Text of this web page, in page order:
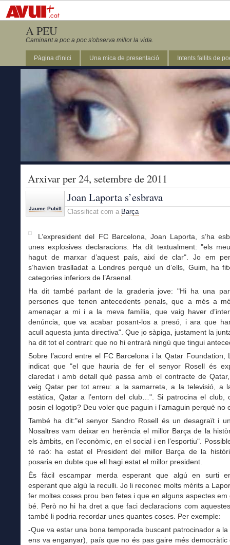
A PEU
Caminant a poc a poc s'observa millor la vida.
Pàgina d'inici Una mica de presentació Intents fallits de
Arxivar per 24, setembre de 2011
Jaume Pubill
Joan Laporta s’esbrava
Classificat com a Barça
L’expresident del FC Barcelona, Joan Laporta, s’ha
unes explosives declaracions. Ha dit textualment: "els
hagut de marxar d’aquest país, així de clar". Jo em
s’havien traslladat a Londres perquè un d’ells, Guim, ha
categories inferiors de l’Arsenal.
Ha dit també parlant de la graderia jove: "Hi ha una
persones que tenen antecedents penals, que a més a
amenaçar a mi i a la meva família, que vaig haver
denúncia, que va acabar posant-los a presó, i ara que
acull aquesta junta directiva". Que jo sàpiga, justament la
ha dit tot el contrari: que no hi entrarà ningú que tingui
Sobre l’acord entre el FC Barcelona i la Qatar Foundation,
indicat que "el que hauria de fer el senyor Rosell és
claredat i amb detall què passa amb el contracte de
veig Qatar per tot arreu: a la samarreta, a la televisió, a
estàtica, Qatar a l’entorn del club…". Si patrocina el club,
posin el logotip? Deu voler que paguin i l’amaguin perquè no
També ha dit:"el senyor Sandro Rosell és un desagraït i
Nosaltres vam deixar en herència el millor Barça de la
els àmbits, en l’econòmic, en el social i en l’esportiu".
té raó: ha estat el President del millor Barça de la
posaria en dubte que ell hagi estat el millor president.
És fàcil escampar merda esperant que algú en surti
esperant que algú la reculli. Jo li reconec molts mèrits a
fer moltes coses prou ben fetes i que en alguns aspectes em
bé. Però no hi ha dret a que faci declaracions com
també li podria recordar unes quantes coses. Per exemple:
-Que va estar una bona temporada buscant patrocinador a la
ens va enganyar), país que no és pas gaire més democràtic